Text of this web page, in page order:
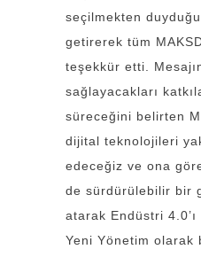
seçilmekten
getirerek tüm
teşekkür etti.
sağlayacakları
süreceğini belirten
dijital teknolojileri
edeceğiz ve ona
de sürdürülebilir bir
atarak Endüstri 4.0’ı
Yeni Yönetim olarak